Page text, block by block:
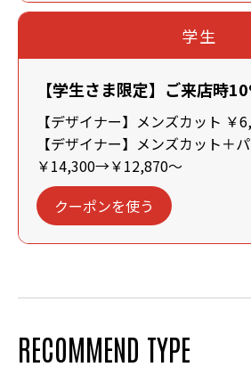
学生
【学生さま限定】ご来店時
【デザイナー】メンズカット
【デザイナー】メンズカット＋
￥14,300→￥12,870～
クーポンを使う
RECOMMEND TYPE